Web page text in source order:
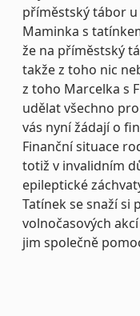
příměstský tábor
Maminka s
že na příměstský
takže z toho nic
z toho Marcelka s
udělat všechno
vás nyní žádají o
Finanční situace
totiž v invalidním
epileptické
Tatínek se snaží si
volnočasových
jim společně